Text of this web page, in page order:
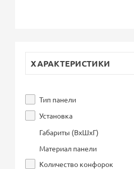
ХАРАКТЕРИСТИКИ
Тип панели
Установка
Габариты (ВхШхГ)
Материал панели
Количество конфорок